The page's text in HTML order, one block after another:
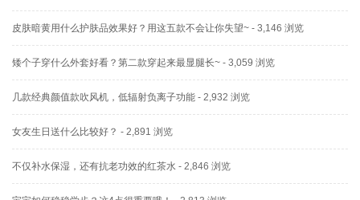
皮肤暗黄用什么护肤品效果好？用这五款不会让你失望~ - 3,146 浏览
矮个子穿什么外套好看？第二款穿起来最显腿长~ - 3,059 浏览
几款经典颜值款吹风机，低辐射负离子功能 - 2,932 浏览
女友生日送什么比较好？ - 2,891 浏览
不仅补水保湿，还有抗老功效的红茶水 - 2,846 浏览